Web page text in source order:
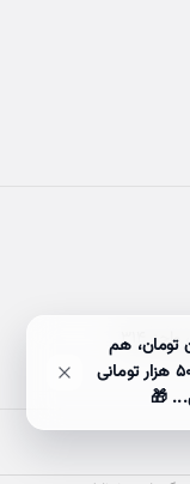
۳۱۴
با خرید بالای 3 میلیون تومان، هم
ارسالت رایگان میشه، هم وارد قرعه‌کشی بن ۵۰۰ هزار تومانی
🎁